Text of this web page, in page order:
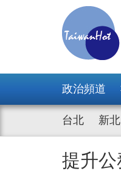
政治頻道
台北 新北
提升